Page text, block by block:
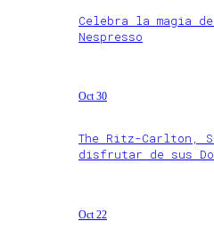
Celebra la magia
Nespresso
Oct 30
The Ritz-Carlton,
disfrutar de sus
Oct 22